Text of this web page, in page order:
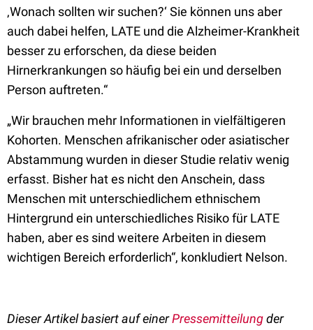
‚Wonach sollten wir suchen?‘ Sie können uns aber
auch dabei helfen, LATE und die Alzheimer-Krankheit
besser zu erforschen, da diese beiden
Hirnerkrankungen so häufig bei ein und derselben
Person auftreten.“
„Wir brauchen mehr Informationen in vielfältigeren
Kohorten. Menschen afrikanischer oder asiatischer
Abstammung wurden in dieser Studie relativ wenig
erfasst. Bisher hat es nicht den Anschein, dass
Menschen mit unterschiedlichem ethnischem
Hintergrund ein unterschiedliches Risiko für LATE
haben, aber es sind weitere Arbeiten in diesem
wichtigen Bereich erforderlich“, konkludiert Nelson.
Dieser Artikel basiert auf einerPressemitteilungder